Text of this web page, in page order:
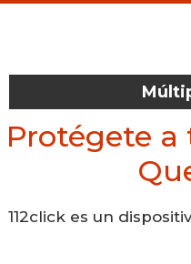
Protégete a
112click es un